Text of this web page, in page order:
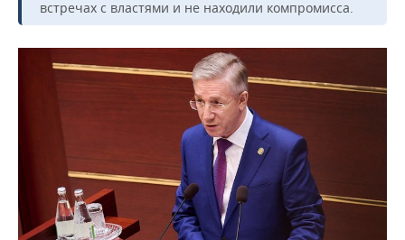
встречах с властями и не находили компромисса.